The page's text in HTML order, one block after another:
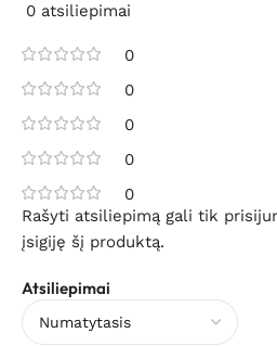
0 atsiliepimai
0
0
0
0
0
Atsiliepimai
Rašyti atsiliepimą gali tik
įsigiję šį produktą.